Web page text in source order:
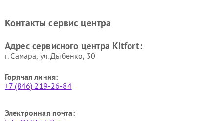
Kitfort
Kitfort
Kitfort
Kitfort
Контакты сервис центра
Адрес сервисного центра Kitfort:
г. Самара, ул. Дыбенко, 30
Горячая линия:
+7 (846) 219-26-84
Электронная почта: